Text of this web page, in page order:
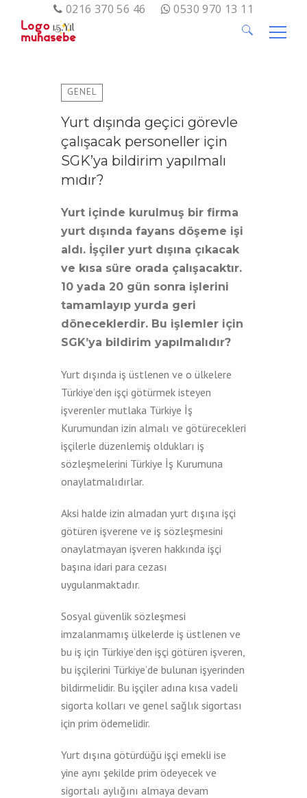
0216 370 56 46 0530 970 13 11
Arama:
GENEL
Yurt dışında geçici görevle
çalışacak personeller için
SGK’ya bildirim yapılmalı
mıdır?
Yurt içinde kurulmuş bir firma
yurt dışında fayans döşeme işi
aldı. İşçiler yurt dışına çıkacak
ve kısa süre orada çalışacaktır.
10 yada 20 gün sonra işlerini
tamamlayıp yurda geri
döneceklerdir. Bu işlemler için
SGK’ya bildirim yapılmalıdır?
Yurt dışında iş üstlenen ve o ülkelere
Türkiye’den işçi götürmek isteyen
işverenler mutlaka Türkiye İş
Kurumundan izin almalı ve götürecekleri
işçilerle düzenlemiş oldukları iş
sözleşmelerini Türkiye İş Kurumuna
onaylatmalıdırlar.
Aksi halde izin almadan yurt dışına işçi
götüren işverene ve iş sözleşmesini
onaylatmayan işveren hakkında işçi
başına idari para cezası
uygulanmaktadır.
Sosyal güvenlik sözleşmesi
imzalanmamış ülkelerde iş üstlenen ve
bu iş için Türkiye’den işçi götüren işveren,
bu işçilerini Türkiye’de bulunan işyerinden
bildirmelidir. Bu işçiler adına kısa vadeli
sigorta kolları ve genel sağlık sigortası
için prim ödemelidir.
Yurt dışına götürdüğü işçi emekli ise
yine aynı şekilde prim ödeyecek ve
sigortalı aylığını almaya devam